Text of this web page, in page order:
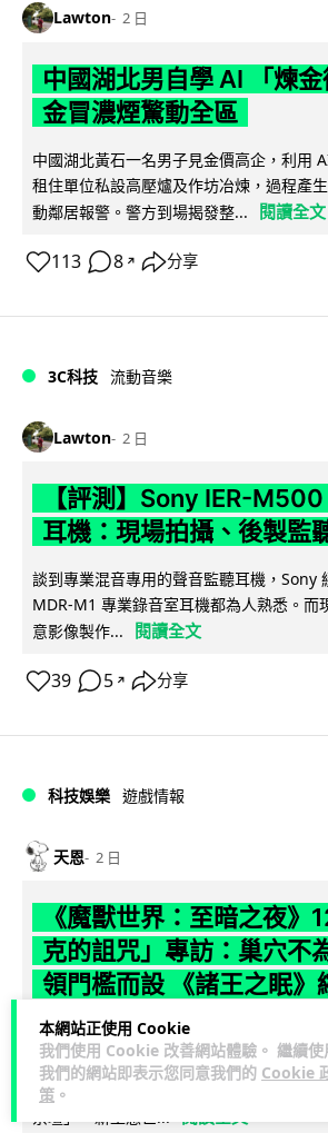
本網站正使用 Cookie
我們使用 Cookie 改善網站體驗。 繼續使
我們的網站即表示您同意我們的 Cookie
策 。
Lawton 2 日
中國湖北男自學 AI 「煉
金冒濃煙驚動全區
中國湖北黃石一名男子見金價高企，利用
租住單位私設高壓爐及作坊冶煉，過程產
動鄰居報警。警方到場揭發整...
閱讀全文
113 8 ↗ 分享
3C科技 流動音樂
Lawton 2 日
【評測】Sony IER-
耳機：現場拍攝、後製監
談到專業混音專用的聲音監聽耳機，Sony
MDR-M1 專業錄音室耳機都為人熟悉。而
意影像製作...
閱讀全文
39 5 ↗ 分享
科技娛樂 遊戲情報
天恩 2 日
《魔獸世界：至暗之夜》
克的詛咒」專訪：巢穴不
領門檻而設 《諸王之眠》
鐘
《魔獸世界：至暗之夜》版本更新 12.1「
於 8 月 13 日正式上線，帶來全新區域「盤
祭壇」、新型態世... 閱讀全文